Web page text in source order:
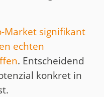
Market signifikant
echten
. Entscheidend
konkret in